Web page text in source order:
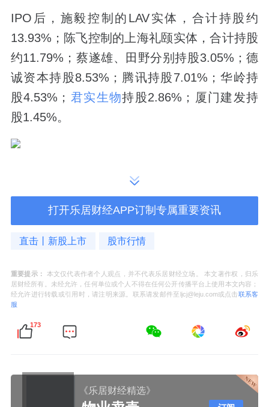
IPO后，施毅控制的LAV实体，合计持股约
13.93%；陈飞控制的上海礼颐实体，合计持股
约11.79%；蔡遂雄、田野分别持股3.05%；德
诚资本持股8.53%；腾讯持股7.01%；华岭持
股4.53%； 君实生物持股2.86%；厦门建发持
股1.45%。
打开乐居财经APP订制专属重要资讯
直击丨新股上市 股市行情
重要提示：
本文仅代表作者个人观点，并不代表乐居财经立场。 本文著作权，归乐
居财经所有。未经允许，任何单位或个人不得在任何公开传播平台上使用本文内容；
经允许进行转载或引用时，请注明来源。联系请发邮件至ljcj@leju.com或点击联系客
服
173
《乐居财经精选》